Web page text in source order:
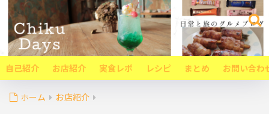
自己紹介 お店紹介 実食レポ レシピ まとめ お問い合わ
ホーム お店紹介